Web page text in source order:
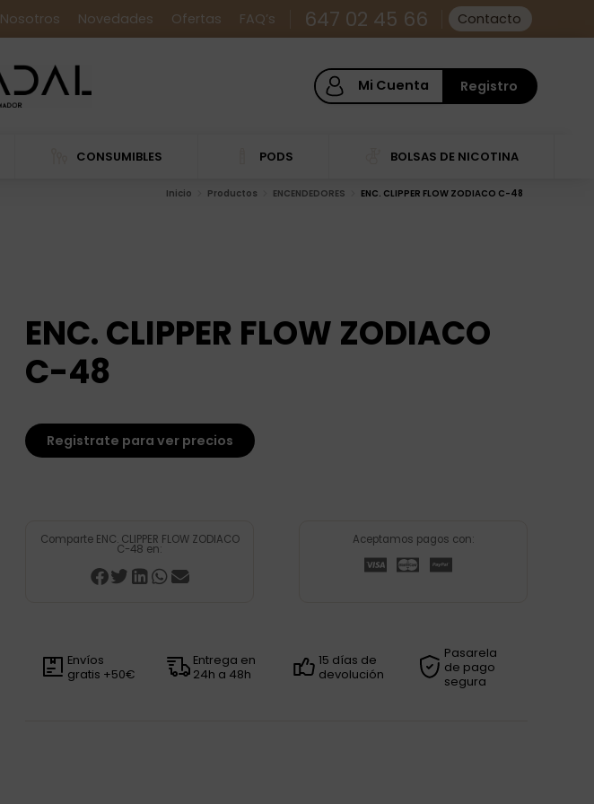
Nosotros Novedades Ofertas FAQ’s 647 02 45 66 Contacto
Mi Cuenta Registro
CONSUMIBLES PODS BOLSAS DE NICOTINA
Inicio Productos ENCENDEDORES ENC. CLIPPER FLOW ZODIACO C-48
ENC. CLIPPER FLOW ZODIACO
C-48
Registrate para ver precios
Comparte ENC. CLIPPER FLOW ZODIACO
C-48 en:
Aceptamos pagos con:
Envíos
gratis +50€
Entrega en
24h a 48h
15 días de
devolución
Pasarela
de pago
segura